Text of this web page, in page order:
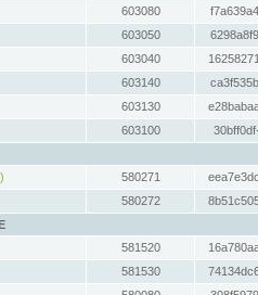
603080
603050
603040
603140
603130
603100
580271
580272
581520
581530